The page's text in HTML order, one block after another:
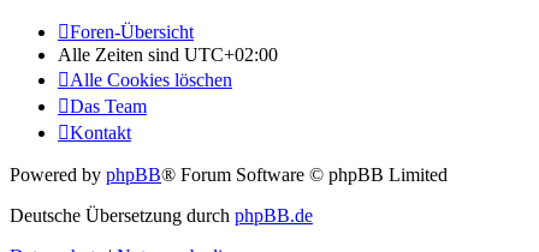
Foren-Übersicht
Alle Zeiten sind UTC+02:00
Alle Cookies löschen
Das Team
Kontakt
Powered by phpBB® Forum Software © phpBB Limited
Deutsche Übersetzung durch phpBB.de